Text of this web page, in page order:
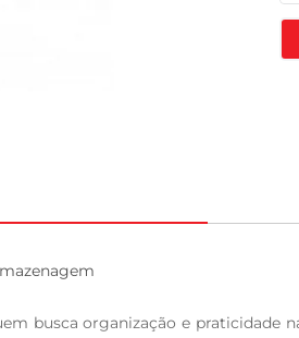
busca organização e